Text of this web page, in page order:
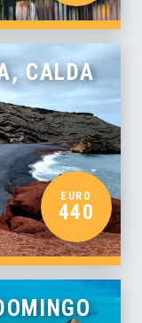
CALDA
EURO
440